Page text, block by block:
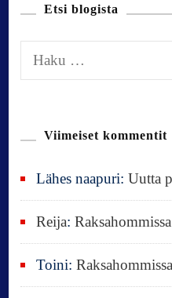
o
n
Etsi blogista
a
Viimeiset kommentit
Lähes naapuri:Uutta
Reija:Raksahommissa
Toini:Raksahommissa